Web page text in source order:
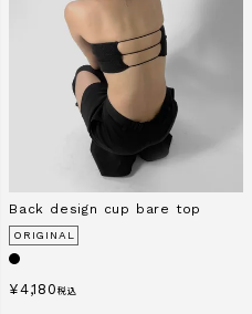
Back design cup bare top
ORIGINAL
¥4,180 税込